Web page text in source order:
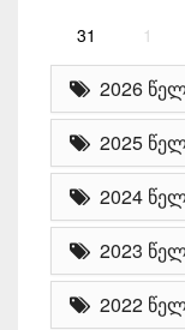
31 1
2026
2025
2024
2023
2022